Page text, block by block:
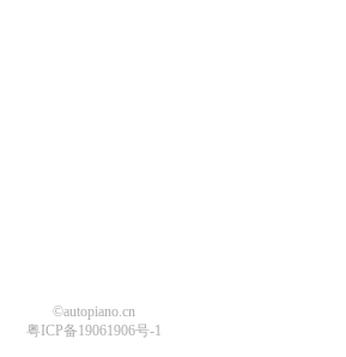
©autopiano.cn
粤ICP备19061906号-1